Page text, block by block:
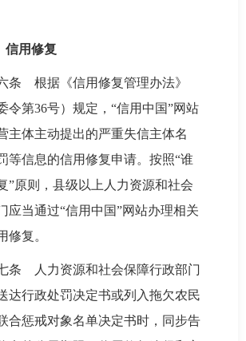
用修复
条 根据《信用修复管理办法》
令第36号）规定，“信用中国”网站
主体主动提出的严重失信主体名
等信息的信用修复申请。按照“谁
”原则，县级以上人力资源和社会
应当通过“信用中国”网站办理相关
修复。
条 人力资源和社会保障行政部门
达行政处罚决定书或列入拖欠农民
合惩戒对象名单决定书时，同步告